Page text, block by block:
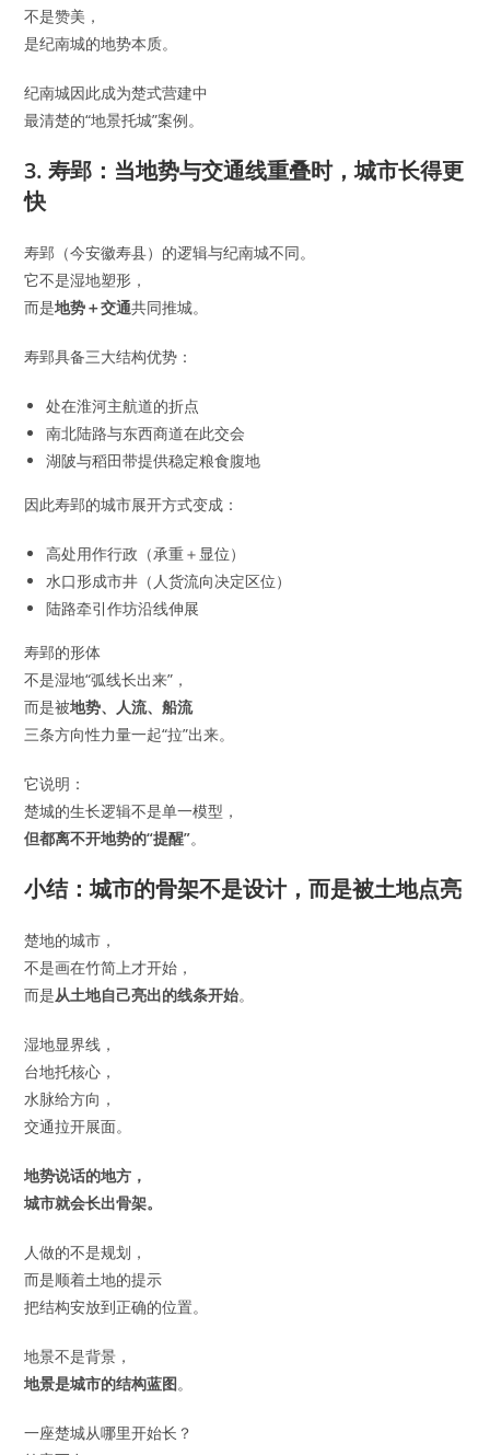
不是赞美，
是纪南城的地势本质。
纪南城因此成为楚式营建中
最清楚的“地景托城”案例。
3. 寿郢：当地势与交通线重叠时，城市长得更
快
寿郢（今安徽寿县）的逻辑与纪南城不同。
它不是湿地塑形，
而是地势＋交通共同推城。
寿郢具备三大结构优势：
处在淮河主航道的折点
南北陆路与东西商道在此交会
湖陂与稻田带提供稳定粮食腹地
因此寿郢的城市展开方式变成：
高处用作行政（承重＋显位）
水口形成市井（人货流向决定区位）
陆路牵引作坊沿线伸展
寿郢的形体
不是湿地“弧线长出来”，
而是被地势、人流、船流
三条方向性力量一起“拉”出来。
它说明：
楚城的生长逻辑不是单一模型，
但都离不开地势的“提醒”。
小结：城市的骨架不是设计，而是被土地点亮
楚地的城市，
不是画在竹简上才开始，
而是从土地自己亮出的线条开始。
湿地显界线，
台地托核心，
水脉给方向，
交通拉开展面。
地势说话的地方，
城市就会长出骨架。
人做的不是规划，
而是顺着土地的提示
把结构安放到正确的位置。
地景不是背景，
地景是城市的结构蓝图。
一座楚城从哪里开始长？